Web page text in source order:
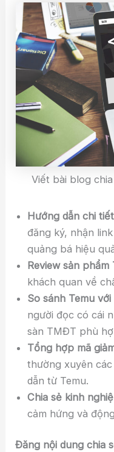
Viết bài blog
Hướng dẫn chi
đăng ký, nhận
quảng bá hiệu
Review sản phẩm
khách quan về
So sánh Temu
người đọc có cái
sàn TMĐT phù
Tổng hợp mã
thường xuyên
dẫn từ Temu.
Chia sẻ kinh
cảm hứng và
Đăng nội dung chia